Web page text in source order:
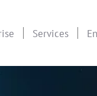
Services